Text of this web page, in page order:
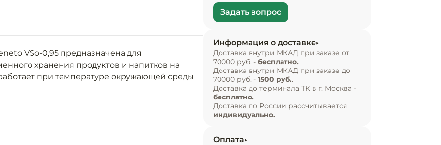
VSo-0,95 предназначена для
хранения продуктов и напитков на
при температуре окружающей среды
Задать вопрос
Информация о доставке
Доставка внутри МКАД при заказе от
70000 руб. - бесплатно.
Доставка внутри МКАД при заказе до
70000 руб. - 1500 руб..
Доставка до терминала ТК в г. Москва -
бесплатно.
Доставка по России рассчитывается
индивидуально.
Оплата